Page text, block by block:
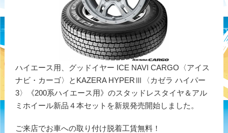
ハイエース用、グッドイヤー ICE NAVI CARGO〈アイス
ナビ・カーゴ〉とKAZERA HYPERⅢ〈カゼラ ハイパー
3〉《200系ハイエース用》のスタッドレスタイヤ＆アル
ミホイール新品４本セットを新規発売開始しました。
ご来店でお車への取り付け脱着工賃無料！